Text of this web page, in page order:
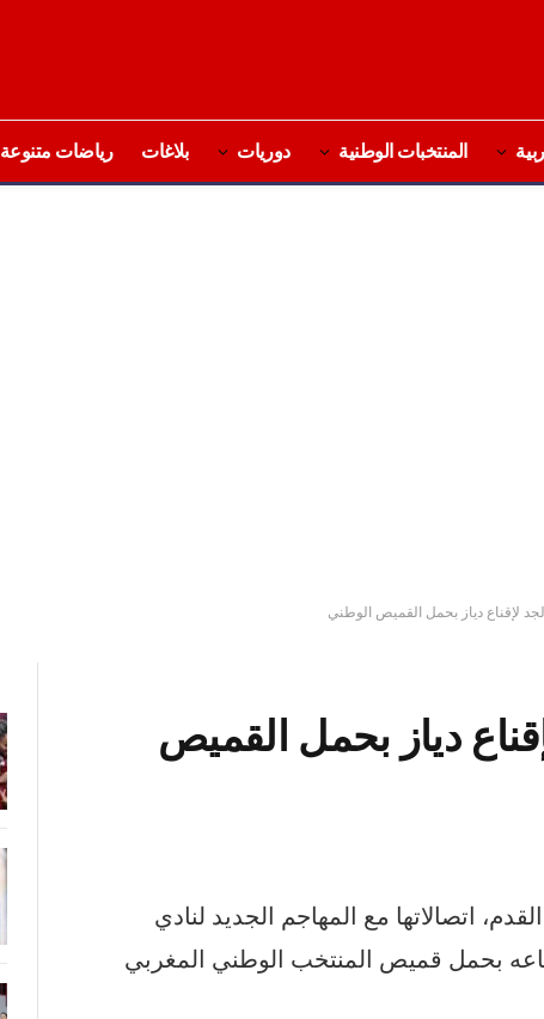
المنتخبات الوطنية دوريات بلاغات رياضات متنوعة
لإقناع دياز بحمل القميص الوطني
دياز بحمل القميص
اتصالاتها مع المهاجم الجديد لنادي
دياز ( 19 سنة )، لإقناعه بحمل قميص المنتخب الوطني المغربي